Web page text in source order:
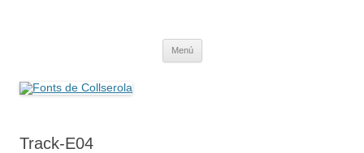
Menú
Track-E04